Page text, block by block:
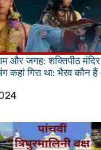
और जगह: शक्तिपीठ
कहां गिरा था: भैरव कौन हैं